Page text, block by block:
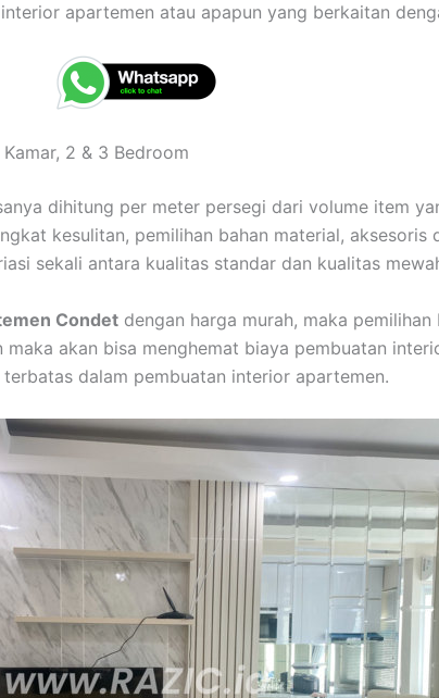
apartemen atau apapun yang berkaitan
2 & 3 Bedroom
dihitung per meter persegi dari volume item
kesulitan, pemilihan bahan material, aksesoris
sekali antara kualitas standar dan kualitas
Condet dengan harga murah, maka
akan bisa menghemat biaya pembuatan
dalam pembuatan interior apartemen.